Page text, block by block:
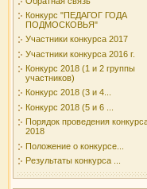
Конкурс "ПЕДАГОГ ГОДА
ПОДМОСКОВЬЯ"
Участники конкурса 2017
Участники конкурса 2016 г.
Конкурс 2018 (1 и 2 группы
участников)
Конкурс 2018 (3 и 4...
Конкурс 2018 (5 и 6 ...
Порядок проведения
2018
Положение о конкурсе...
Результаты конкурса ...